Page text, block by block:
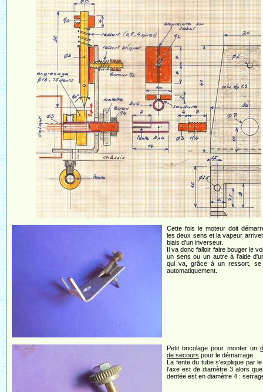
Cette fois le moteur doit
les deux sens et la vapeur
biais d'un inverseur.
Il va donc falloir faire bouger le
un sens ou un autre à l'aide
qui va, grâce à un ressort, se
automatiquement.
Petit bricolage pour monter un
de secours pour le démarrage.
La fente du tube s'explique par
l'axe est de diamètre 3 alors
dentée est en diamètre 4 :